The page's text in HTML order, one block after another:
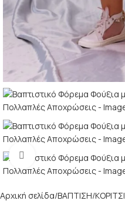
Κλικ για μεγέθυνση
Αρχική σελίδα ΒΑΠΤΙΣΗ ΚΟΡΙΤΣΙ